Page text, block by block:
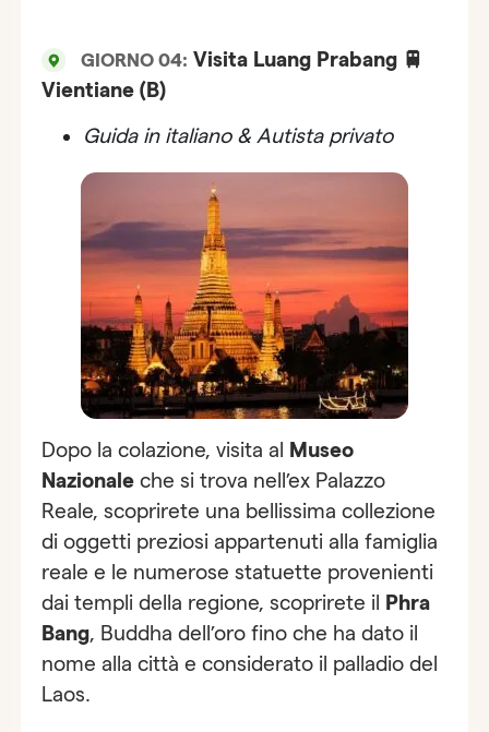
GIORNO 04: Visita Luang Prabang 🚆
Vientiane (B)
Guida in italiano & Autista privato
Dopo la colazione, visita al Museo
Nazionale che si trova nell’ex Palazzo
Reale, scoprirete una bellissima collezione
di oggetti preziosi appartenuti alla famiglia
reale e le numerose statuette provenienti
dai templi della regione, scoprirete il Phra
Bang, Buddha dell’oro fino che ha dato il
nome alla città e considerato il palladio del
Laos.